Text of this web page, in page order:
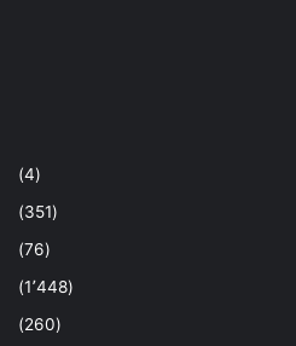
(4)
(351)
(76)
(1٬448)
(260)